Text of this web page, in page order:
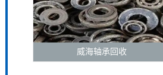
威海轴承回收